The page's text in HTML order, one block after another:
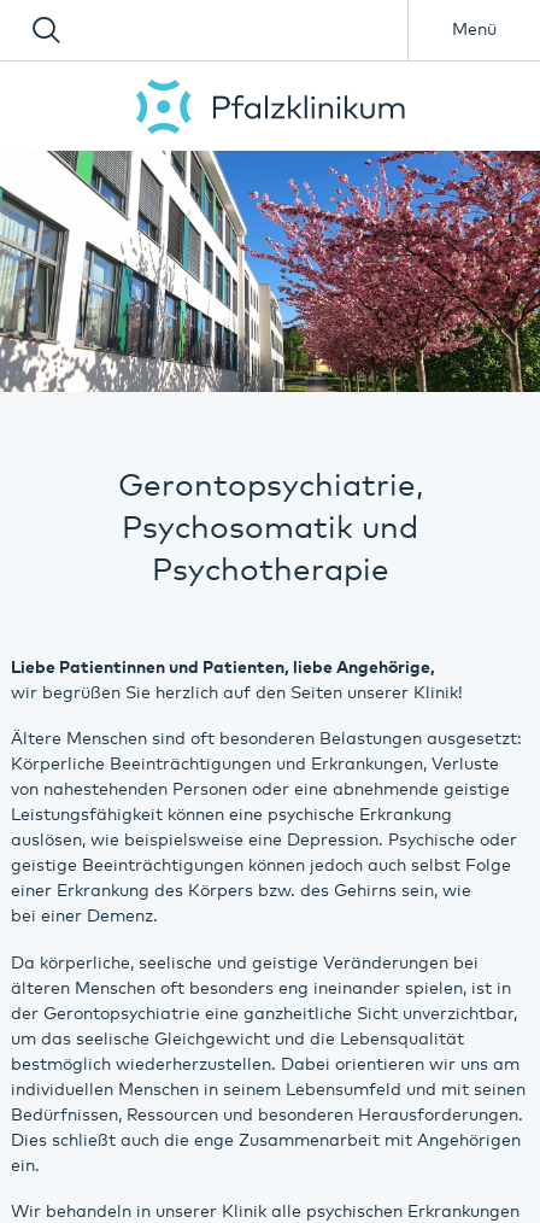
Menü
Gerontopsychiatrie,
Psychosomatik und
Psychotherapie
Liebe Patientinnen und Patienten, liebe Angehörige,
wir begrüßen Sie herzlich auf den Seiten unserer Klinik!
Ältere Menschen sind oft besonderen Belastungen ausgesetzt:
Körperliche Beeinträchtigungen und Erkrankungen, Verluste
von nahestehenden Personen oder eine abnehmende geistige
Leistungsfähigkeit können eine psychische Erkrankung
auslösen, wie beispielsweise eine Depression. Psychische oder
geistige Beeinträchtigungen können jedoch auch selbst Folge
einer Erkrankung des Körpers bzw. des Gehirns sein, wie
bei einer Demenz.
Da körperliche, seelische und geistige Veränderungen bei
älteren Menschen oft besonders eng ineinander spielen, ist in
der Gerontopsychiatrie eine ganzheitliche Sicht unverzichtbar,
um das seelische Gleichgewicht und die Lebensqualität
bestmöglich wiederherzustellen. Dabei orientieren wir uns am
individuellen Menschen in seinem Lebensumfeld und mit seinen
Bedürfnissen, Ressourcen und besonderen Herausforderungen.
Dies schließt auch die enge Zusammenarbeit mit Angehörigen
ein.
Wir behandeln in unserer Klinik alle psychischen Erkrankungen